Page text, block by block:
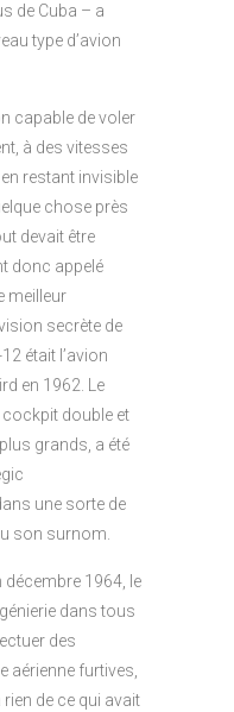
de Cuba – a
type d’avion
capable de voler
à des vitesses
restant invisible
chose près
devait être
donc appelé
meilleur
secrète de
était l’avion
en 1962. Le
cockpit double et
grands, a été
une sorte de
son surnom.
1964, le
dans tous
des
aérienne furtives,
de ce qui avait